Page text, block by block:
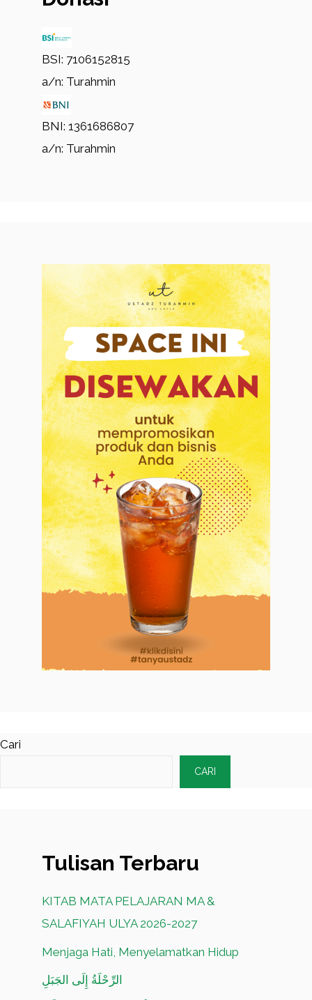
BSI: 7106152815
a/n: Turahmin
BNI: 1361686807
a/n: Turahmin
Cari
CARI
Tulisan Terbaru
KITAB MATA PELAJARAN MA &
SALAFIYAH ULYA 2026-2027
Menjaga Hati, Menyelamatkan Hidup
الرِّحْلَةُ إِلَى الجَبَلِ